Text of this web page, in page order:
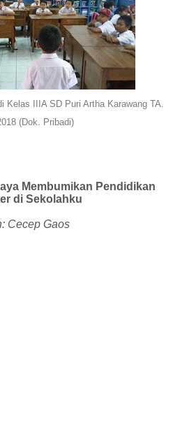
Kelas IIIA SD Puri Artha Karawang TA.
(Dok. Pribadi)
Membumikan Pendidikan
di Sekolahku
Cecep Gaos